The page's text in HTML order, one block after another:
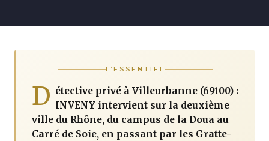
L’ESSENTIEL
D étective privé à Villeurbanne (69100) :
INVENY intervient sur la deuxième
ville du Rhône, du campus de la Doua au
Carré de Soie, en passant par les Gratte-